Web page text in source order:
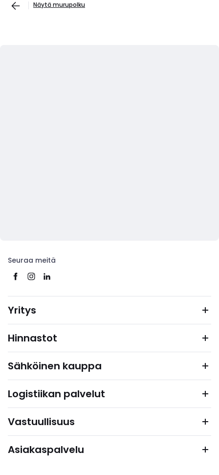
Näytä murupolku
Seuraa meitä
Yritys
Hinnastot
Sähköinen kauppa
Logistiikan palvelut
Vastuullisuus
Asiakaspalvelu